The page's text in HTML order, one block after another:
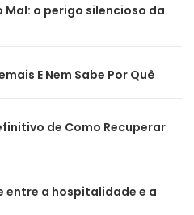
Mal: o perigo silencioso da
E Nem Sabe Por Quê
de Como Recuperar
entre a hospitalidade e a